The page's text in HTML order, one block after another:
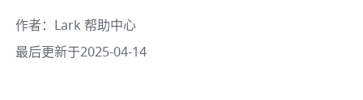
作者： Lark 帮助中心
最后更新于2025-04-14